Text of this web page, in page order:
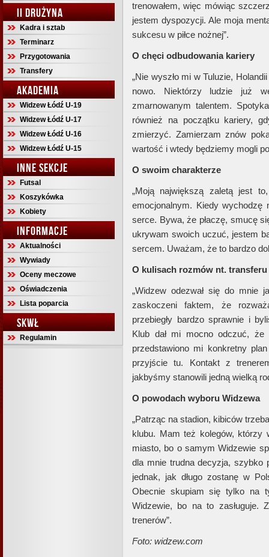
II DRUŻYNA
Kadra i sztab
Terminarz
Przygotowania
Transfery
AKADEMIA
Widzew Łódź U-19
Widzew Łódź U-17
Widzew Łódź U-16
Widzew Łódź U-15
INNE SEKCJE
Futsal
Koszykówka
Kobiety
INFORMACJE
Aktualności
Wywiady
Oceny meczowe
Oświadczenia
Lista poparcia
SKWŁ
Regulamin
trenowałem, więc mówiąc
jestem dyspozycji. Ale moja
sukcesu w piłce nożnej”.
O chęci odbudowania kariery
„Nie wyszło mi w Tuluzie,
nowo. Niektórzy ludzie już
zmarnowanym talentem.
również na początku kariery,
zmierzyć. Zamierzam znów
wartość i wtedy będziemy mogli
O swoim charakterze
„Moją największą zaletą jest
emocjonalnym. Kiedy wychodzę
serce. Bywa, że płaczę, smucę
ukrywam swoich uczuć, jestem
sercem. Uważam, że to bardzo
O kulisach rozmów nt. transferu
„Widzew odezwał się do mnie
zaskoczeni faktem, że
przebiegły bardzo sprawnie i
Klub dał mi mocno odczuć,
przedstawiono mi konkretny
przyjście tu. Kontakt z
jakbyśmy stanowili jedną wielką
O powodach wyboru Widzewa
„Patrząc na stadion, kibiców
klubu. Mam też kolegów, którzy
miasto, bo o samym Widzewie
dla mnie trudna decyzja, szybko
jednak, jak długo zostanę w
Obecnie skupiam się tylko na
Widzewie, bo na to zasługuje.
trenerów”.
Foto: widzew.com